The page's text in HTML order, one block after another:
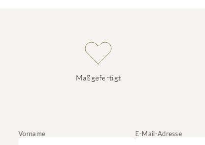
Maßgefertigt
Vorname E-Mail-Adresse